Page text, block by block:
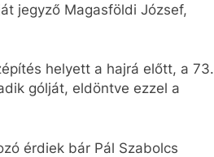
jegyző Magasföldi József,
helyett a hajrá előtt, a 73.
gólját, eldöntve ezzel a
érdiek bár Pál Szabolcs